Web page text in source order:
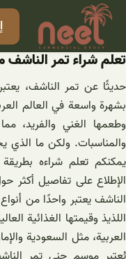
تخطى
المحتوى
تعلم شراء تمر
حديثًا عن تمر الناشف،
بشهرة واسعة في العالم
وطعمها الغني والفريد،
والمناسبات. ولكن ما الذي
يمكنكم تعلم شراءه
الإطلاع على تفاصيل أكثر
الناشف يعتبر واحدًا من
اللذيذ وقيمتها الغذائية
العربية، مثل السعودية